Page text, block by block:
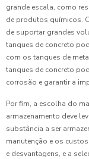
grande escala, como
de produtos químicos.
de suportar grandes
tanques de concreto
com os tanques de
tanques de concreto
corrosão e garantir a
Por fim, a escolha do
armazenamento deve
substância a ser
manutenção e os
e desvantagens, e a